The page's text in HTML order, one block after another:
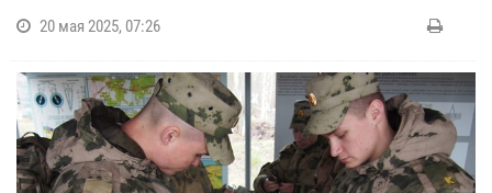
20 мая 2025, 07:26